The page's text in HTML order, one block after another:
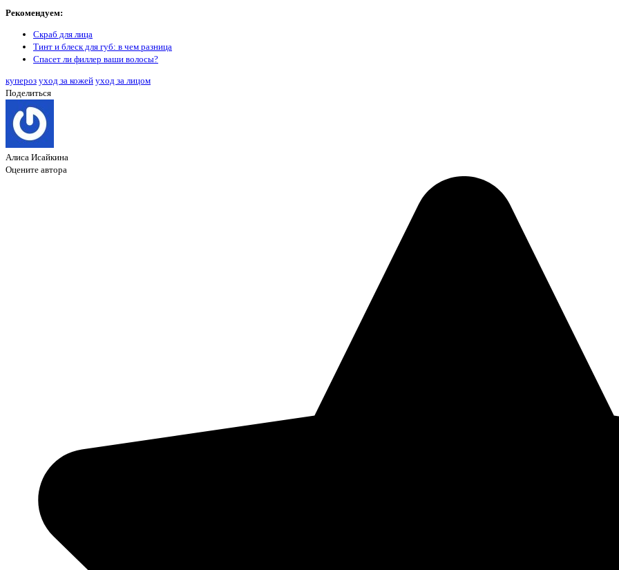
Рекомендуем:
Скраб для лица
Тинт и блеск для губ: в чем разница
Спасет ли филлер ваши волосы?
купероз уход за кожей уход за лицом
Поделиться
Алиса Исайкина
Оцените автора